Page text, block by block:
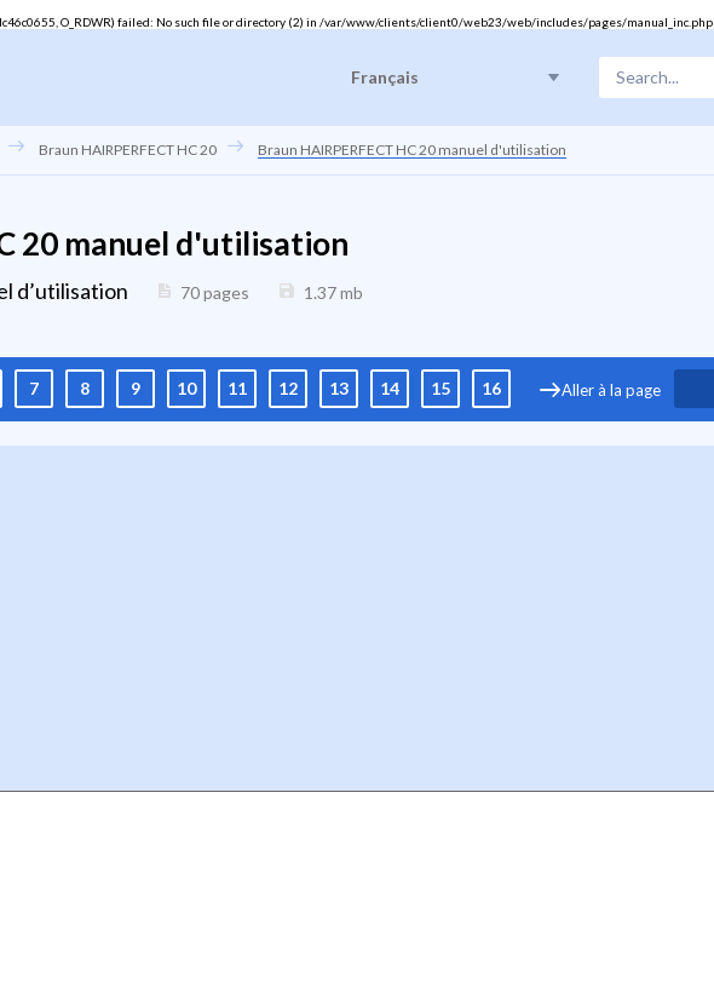
O_RDWR) failed: No such file or directory (2) in /var/www/clients/client0/web23/web/includes/pages/manual_inc.php
Français
Braun HAIRPERFECT HC 20 Braun HAIRPERFECT HC 20 manuel d'utilisation
20 manuel d'utilisation
d’utilisation 70 pages 1.37mb
7 8 9 10 11 12 13 14 15 16 17 18 19
Aller à la page